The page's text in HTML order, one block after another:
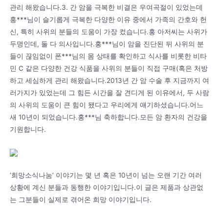
관리 해왔습니다.3. 간 암을 극복한 비결은 우여곡절이 있었는데
홍***님이 슬기롭게 극복한 다양한 이유 중에서 가족의 간호와 헌
신, 특히 사위의 분들의 도움이 가장 컸습니다.홍 아저씨는 사위가
두명인데, 둘 다 의사입니다.홍***님이 암을 진단된 뒤 사위의 분
들이 끊임없이 폰***님의 몸 상태를 확인하고 식사를 비롯한 비타
민 C 같은 다양한 건강 식품을 사위의 분들이 직접 구매(혹은 처방
하고 세심하게 관리 해왔습니다.2013년 간 암 수술 후 지금까지 여
러가지가 있었는데 그 힘든 시간을 잘 견디게 된 이유에서, 두 사람
의 사위의 도움이 큰 힘이 됐다고 우리에게 얘기하셨습니다.어느
새 10년이 되었습니다.홍***님 축하합니다.모든 암 환자의 건강을
기원합니다.
‘희망소식나눔’ 이야기는 몇 년 혹은 10년이 넘는 오랜 기간 여러
상황에 계신 분들과 동행한 이야기입니다.이 글은 제품과 상관없
는 그분들이 실제로 겪어온 희망 이야기입니다.